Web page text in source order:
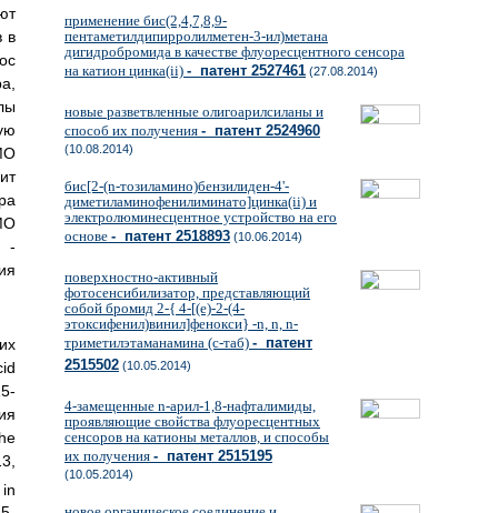
в
-
применение бис(2,4,7,8,9-
пентаметилдипирролилметен-3-ил)метана
дигидробромида в качестве флуоресцентного сенсора
на катион цинка(ii) - патент 2527461 (27.08.2014)
новые разветвленные олигоарилсиланы и
способ их получения - патент 2524960
(10.08.2014)
бис[2-(n-тозиламино)бензилиден-4'-
диметиламинофенилиминато]цинка(ii) и
электролюминесцентное устройство на его
основе - патент 2518893 (10.06.2014)
поверхностно-активный
фотосенсибилизатор, представляющий
собой бромид 2-{ 4-[(е)-2-(4-
этоксифенил)винил]фенокси} -n, n, n-
триметилэтаманамина (с-таб) - патент
2515502 (10.05.2014)
4-замещенные n-арил-1,8-нафталимиды,
проявляющие свойства флуоресцентных
сенсоров на катионы металлов, и способы
их получения - патент 2515195
(10.05.2014)